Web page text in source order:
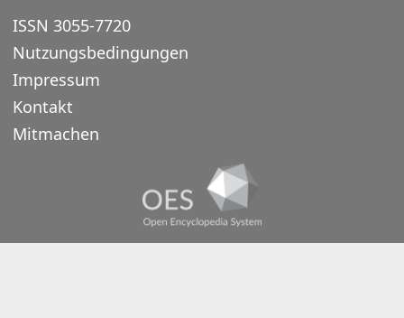
ISSN 3055-7720
Nutzungsbedingungen
Impressum
Kontakt
Mitmachen